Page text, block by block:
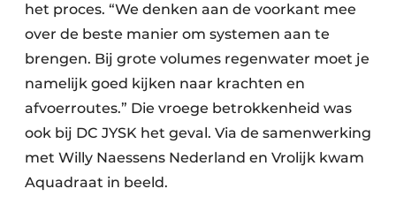
het proces. “We denken aan de voorkant mee
over de beste manier om systemen aan te
brengen. Bij grote volumes regenwater moet je
namelijk goed kijken naar krachten en
afvoerroutes.” Die vroege betrokkenheid was
ook bij DC JYSK het geval. Via de samenwerking
met Willy Naessens Nederland en Vrolijk kwam
Aquadraat in beeld.